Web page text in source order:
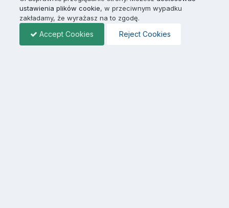
ustawienia plików cookie, w przeciwnym wypadku
zakładamy, że wyrażasz na to zgodę.
Accept Cookies Reject Cookies